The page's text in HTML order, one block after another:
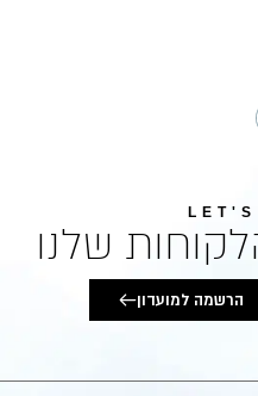
שלנו
הרשמה למועדון